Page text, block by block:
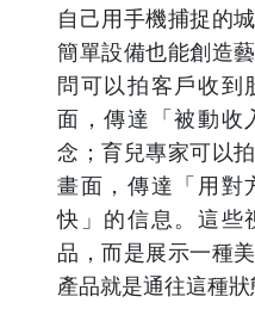
自己用手機捕捉的
簡單設備也能創造
問可以拍客戶收到
面，傳達「被動收
念；育兒專家可以
畫面，傳達「用對
快」的信息。這些
品，而是展示一種
產品就是通往這種狀